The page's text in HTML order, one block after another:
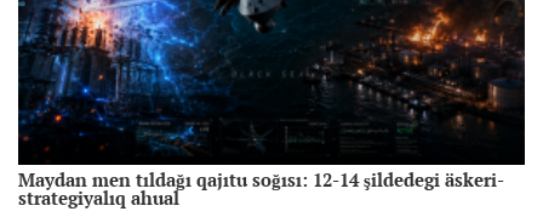
Maydan men tıldağı qajıtu soğısı: 12-14 şildedegi äskeri-
strategiyalıq ahual